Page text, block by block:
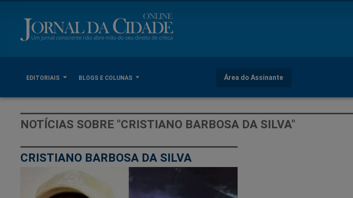
EDITORIAIS BLOGS E COLUNAS Área do Assinante
NOTÍCIAS SOBRE "CRISTIANO BARBOSA DA SILVA"
CRISTIANO BARBOSA DA SILVA